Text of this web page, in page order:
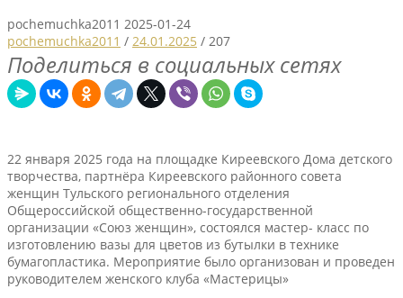
pochemuchka2011 2025-01-24
pochemuchka2011 / 24.01.2025 / 207
Поделиться в социальных сетях
22 января 2025 года на площадке Киреевского Дома детского
творчества, партнёра Киреевского районного совета
женщин Тульского регионального отделения
Общероссийской общественно-государственной
организации «Союз женщин», состоялся мастер- класс по
изготовлению вазы для цветов из бутылки в технике
бумагопластика. Мероприятие было организован и проведен
руководителем женского клуба «Мастерицы»